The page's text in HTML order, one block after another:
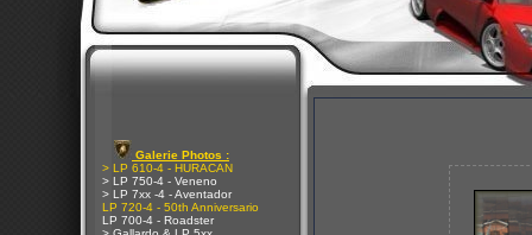
Galerie Photos :
> LP 610-4 - HURACAN
> LP 750-4 - Veneno
> LP 7xx -4 - Aventador
LP 720-4 - 50th Anniversario
LP 700-4 - Roadster